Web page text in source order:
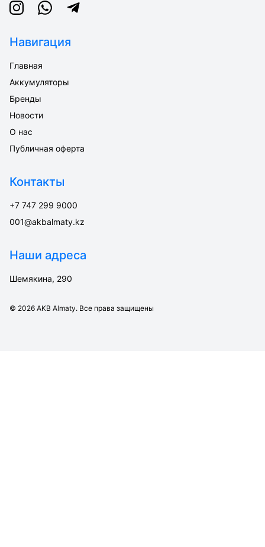
InstagramWhatsappTelegram
Навигация
Главная
Аккумуляторы
Бренды
Новости
О нас
Публичная оферта
Контакты
+7 747 299 9000
001@akbalmaty.kz
Наши адреса
Шемякина, 290
© 2026 AKB Almaty. Все права защищены